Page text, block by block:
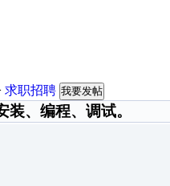
求职招聘 我要发帖
、编程、调试。